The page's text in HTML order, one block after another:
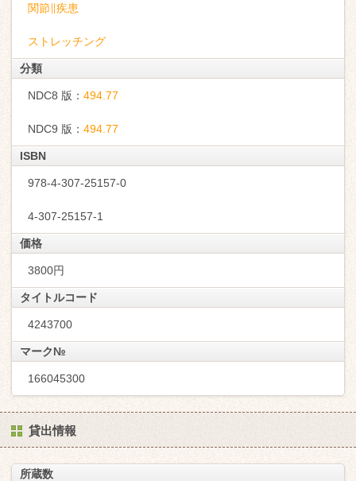
関節∥疾患
ストレッチング
分類
NDC8 版： 494.77
NDC9 版： 494.77
ISBN
978-4-307-25157-0
4-307-25157-1
価格
3800円
タイトルコード
4243700
マーク№
166045300
貸出情報
所蔵数